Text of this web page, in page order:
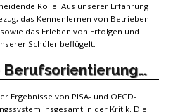
Rolle. Aus unserer Erfahrung
das Kennenlernen von Betrieben
das Erleben von Erfolgen und
Schüler beflügelt.
Berufsorientierung…
Ergebnisse von PISA- und OECD-
insgesamt in der Kritik. Die